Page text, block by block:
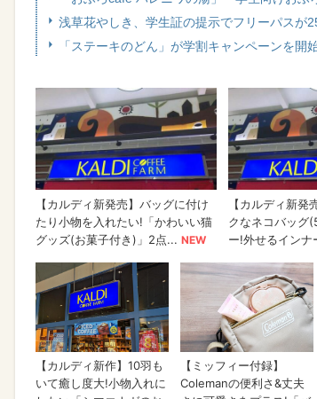
浅草花やしき、学生証の提示でフリーパス
「ステーキのどん」が学割キャンペーンを